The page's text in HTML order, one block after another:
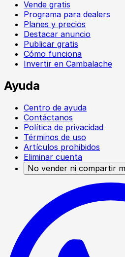
Vende gratis
Programa para dealers
Planes y precios
Destacar anuncio
Publicar gratis
Cómo funciona
Invertir en Cambalache
Ayuda
Centro de ayuda
Contáctanos
Política de privacidad
Términos de uso
Artículos prohibidos
Eliminar cuenta
No vender ni compartir